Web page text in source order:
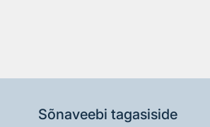
Sõnaveebi tagasiside